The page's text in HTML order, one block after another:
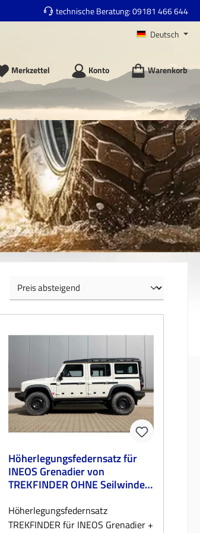
technische Beratung:09181 466 644
Deutsch
Merkzettel Konto Warenkorb
Höherlegungsfedernsatz für
INEOS Grenadier von
TREKFINDER OHNE Seilwinde +
Höherlegungsfedernsatz
TREKFINDER für INEOS Grenadier +